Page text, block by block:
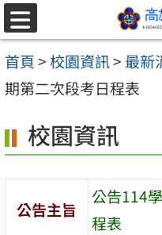
跳至主要內容區
選
單
首頁>校園資訊> 最新
期第二次段考日程表
校園資訊
公告主旨
公告114
程表